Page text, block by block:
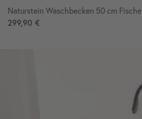
Naturstein Waschbecken 50 cm Fische
299,90 €